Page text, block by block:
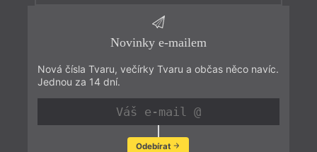
Novinky e-mailem
Nová čísla Tvaru, večírky Tvaru a občas něco navíc.
Jednou za 14 dní.
Odebírat